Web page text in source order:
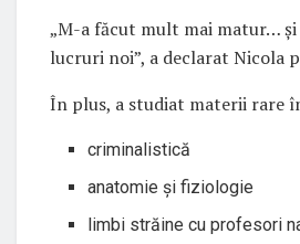
„M-a făcut mult mai matur… și
lucruri noi”, a declarat Nicola
În plus, a studiat materii rare
criminalistică
anatomie și fiziologie
limbi străine cu profesori